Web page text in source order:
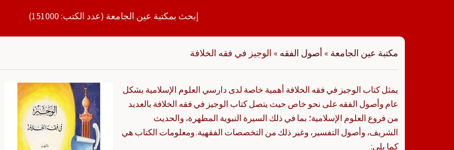
إبحث بمكتبة عين الجامعة (عدد الكتب: 151000)
مكتبة عين الجامعة » أصول الفقه » الوجيز في فقه الخلافة
يمثل كتاب الوجيز في فقه الخلافة أهمية خاصة لدى دارسي العلوم الإسلامية بشكل
عام وأصول الفقه على نحو خاص حيث يتصل كتاب الوجيز في فقه الخلافة بالعديد
من فروع العلوم الإسلامية؛ بما في ذلك السيرة النبوية المطهرة، والحديث
الشريف، وأصول التفسير، وغير ذلك من التخصصات الفقهية. ومعلومات الكتاب هي
كما يلي: